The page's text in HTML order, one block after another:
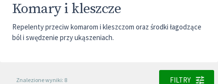
Komary i kleszcze
Repelenty przeciw komarom i kleszczom oraz środki łagodzące
ból i swędzenie przy ukąszeniach.
Znalezione wyniki: 8 FILTRY